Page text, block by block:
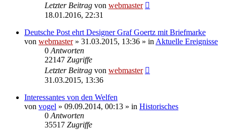
Letzter Beitrag von webmaster
18.01.2016, 22:31
Deutsche Post ehrt Designer Graf Goertz mit Briefmarke
von webmaster» 31.03.2015, 13:36 » in Aktuelle Ereignisse
0 Antworten
22147 Zugriffe
Letzter Beitrag von webmaster
31.03.2015, 13:36
Interessantes von den Welfen
von vogel » 09.09.2014, 00:13 » in Historisches
0 Antworten
35517 Zugriffe